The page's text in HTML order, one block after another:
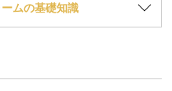
ムの基礎知識